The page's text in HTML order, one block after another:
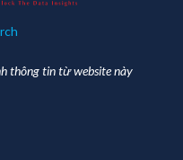
thông tin từ website này